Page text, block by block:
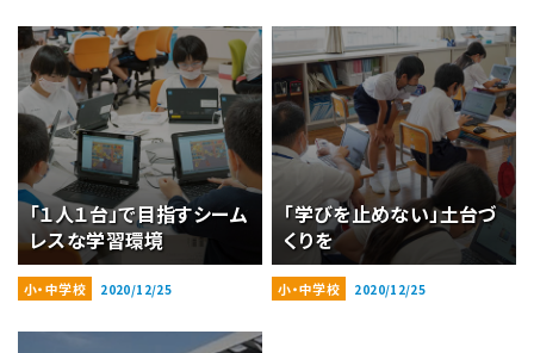
「１人１台」で目指すシーム
レスな学習環境
小・中学校 2020/12/25
「学びを止めない」土台づ
くりを
小・中学校 2020/12/25